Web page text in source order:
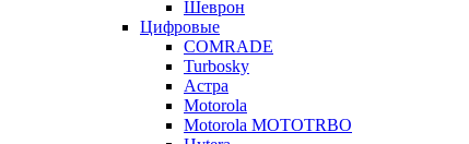
Шеврон
Цифровые
COMRADE
Turbosky
Астра
Motorola
Motorola MOTOTRBO